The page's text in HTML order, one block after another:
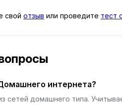
свой отзыв или проведите тест
интернета?
сетей домашнего типа.